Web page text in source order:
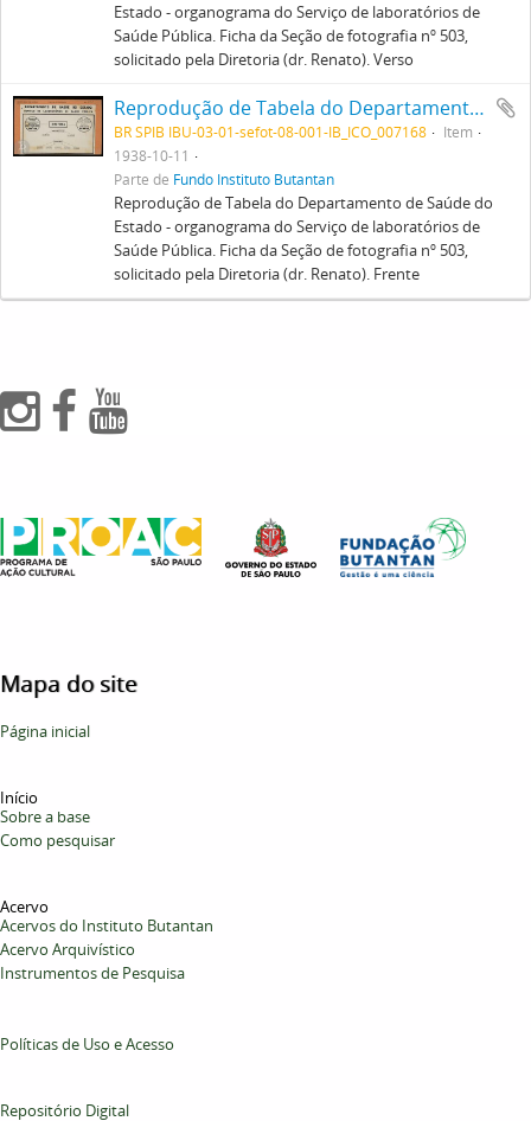
Estado - organograma do Serviço de laboratórios de
Saúde Pública. Ficha da Seção de fotografia nº 503,
solicitado pela Diretoria (dr. Renato). Verso
Reprodução de Tabela do Departamento de Saúde do Estado - organograma do Serviço de laboratórios de Saúde Pública. Ficha da Seção de fotografia nº 503, solicitado pela Diretoria (dr. Renato). Frente
BR SPIB IBU-03-01-sefot-08-001-IB_ICO_007168
Item
1938-10-11
Parte de Fundo Instituto Butantan
Reprodução de Tabela do Departamento de Saúde do
Estado - organograma do Serviço de laboratórios de
Saúde Pública. Ficha da Seção de fotografia nº 503,
solicitado pela Diretoria (dr. Renato). Frente
Mapa do site
Página inicial
Início
Sobre a base
Como pesquisar
Acervo
Acervos do Instituto Butantan
Acervo Arquivístico
Instrumentos de Pesquisa
Políticas de Uso e Acesso
Repositório Digital